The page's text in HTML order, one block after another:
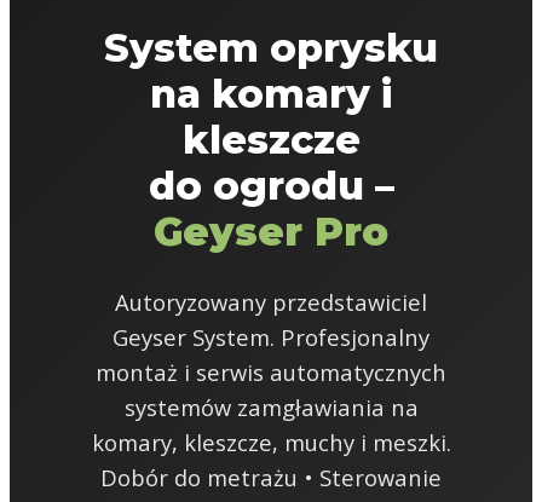
System oprysku
na komary i
kleszcze
do ogrodu –
Geyser Pro
Autoryzowany przedstawiciel
Geyser System. Profesjonalny
montaż i serwis automatycznych
systemów zamgławiania na
komary, kleszcze, muchy i meszki.
Dobór do metrażu • Sterowanie